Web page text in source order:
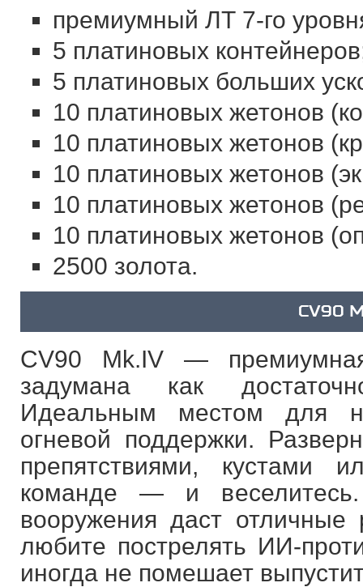
премиумный ЛТ 7-го
5 платиновых
5 платиновых больших
10 платиновых жетонов
10 платиновых жетонов
10 платиновых жетонов
10 платиновых жетонов
10 платиновых жетонов
2500 золота.
CV90
CV90 Mk.IV —
задумана как
Идеальным местом для
огневой поддержки.
препятствиями,
команде — и
вооружения даст
любите пострелять ИИ-
иногда не помешает